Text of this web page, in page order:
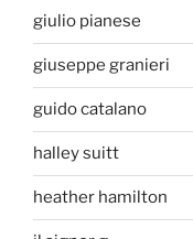
giulio pianese
giuseppe granieri
guido catalano
halley suitt
heather hamilton